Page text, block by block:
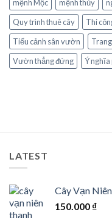
mệnh Mộc
mệnh thủy
Quy trình thuê cây
Thi
Tiểu cảnh sân vườn
Vườn thẳng đứng
Ý nghĩa
LATEST
Cây Vạn
150.000 ₫